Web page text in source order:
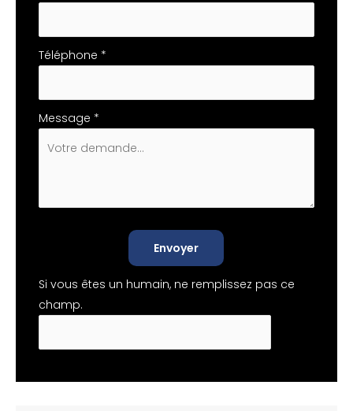
Téléphone *
Message *
Envoyer
Si vous êtes un humain, ne remplissez pas ce
champ.